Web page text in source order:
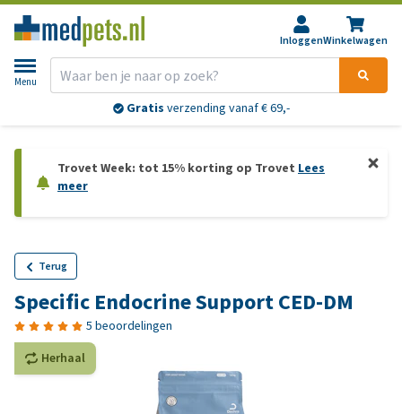
InloggenWinkelwagen
Menu
Gratis verzending vanaf € 69,-
Trovet Week: tot 15% korting op Trovet Lees
meer
Terug
Specific Endocrine Support CED-DM
5 beoordelingen
Herhaal